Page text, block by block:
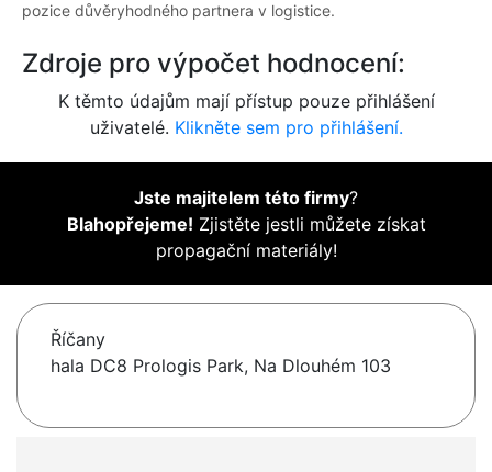
pozice důvěryhodného partnera v logistice.
Zdroje pro výpočet hodnocení:
K těmto údajům mají přístup pouze přihlášení
uživatelé. Klikněte sem pro přihlášení.
Jste majitelem této firmy?
Blahopřejeme! Zjistěte jestli můžete získat
propagační materiály!
Říčany
hala DC8 Prologis Park, Na Dlouhém 103